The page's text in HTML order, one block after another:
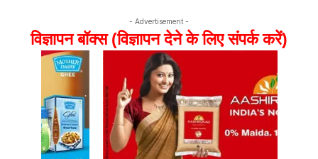
- Advertisement -
विज्ञापन बॉक्स (विज्ञापन देने के लिए संपर्क करें)